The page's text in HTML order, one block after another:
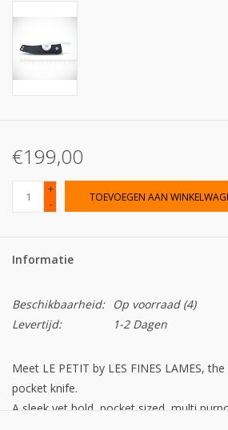
€199,00
+
-
TOEVOEGEN AAN
Informatie
Beschikbaarheid: Op voorraad(4)
Levertijd:
1-2 Dagen
Meet LE PETIT by LES FINES LAMES,
pocket knife.
A sleek yet bold, pocket sized, multi